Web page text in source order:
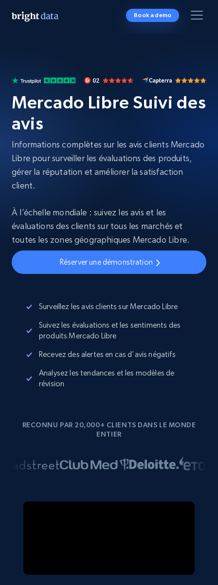
Book a demo
Mercado Libre Suivi des
avis
Informations complètes sur les avis clients Mercado
Libre pour surveiller les évaluations des produits,
gérer la réputation et améliorer la satisfaction
client.
À l’échelle mondiale : suivez les avis et les
évaluations des clients sur tous les marchés et
toutes les zones géographiques Mercado Libre.
Réserver une démonstration
Surveillez les avis clients sur Mercado Libre
Suivez les évaluations et les sentiments des
produits Mercado Libre
Recevez des alertes en cas d'avis négatifs
Analysez les tendances et les modèles de
révision
RECONNU PAR 20,000+ CLIENTS DANS LE MONDE
ENTIER